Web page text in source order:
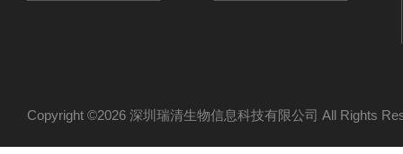
Copyright ©2026 深圳瑞清生物信息科技有限公司 All Rights